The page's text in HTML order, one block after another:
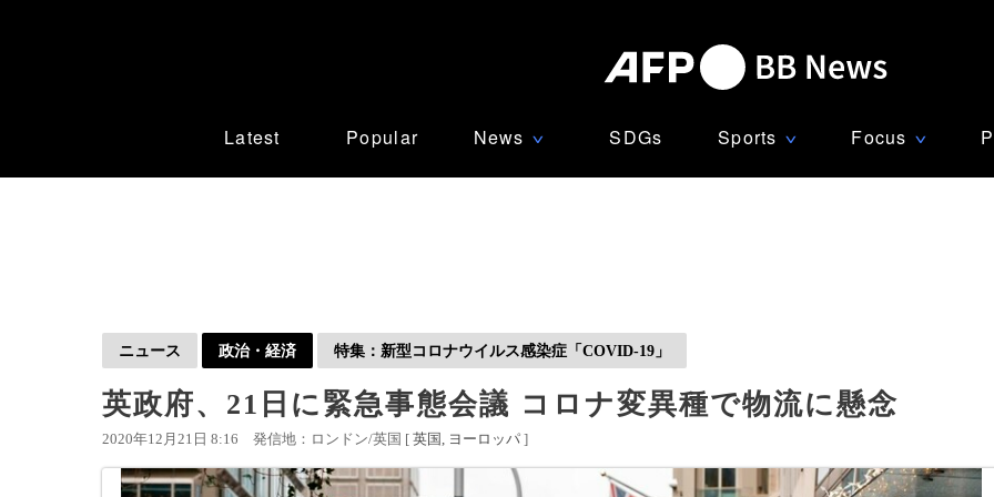
Latest Popular News ∨ SDGs Sports ∨ Focus ∨
ニュース 政治・経済 特集：新型コロナウイルス感染症「COVID-19」
英政府、21日に緊急事態会議 コロナ変異種で物流に懸念
2020年12月21日 8:16 発信地：ロンドン/英国 [ 英国 ヨーロッパ ]